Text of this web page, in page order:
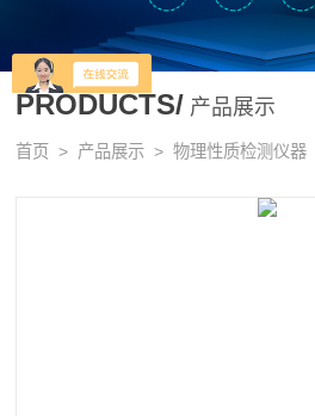
PRODUCTS/ 产品展示
首页 > 产品展示 >物理性质检测仪器